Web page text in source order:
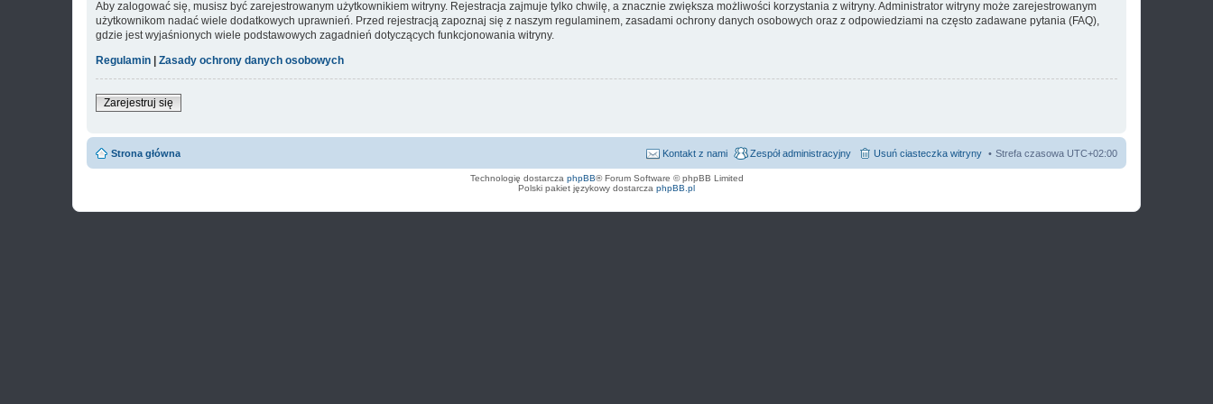
Aby zalogować się, musisz być zarejestrowanym użytkownikiem witryny. Rejestracja zajmuje tylko chwilę, a znacznie zwiększa możliwości korzystania z witryny. Administrator witryny może zarejestrowanym
użytkownikom nadać wiele dodatkowych uprawnień. Przed rejestracją zapoznaj się z naszym regulaminem, zasadami ochrony danych osobowych oraz z odpowiedziami na często zadawane pytania (FAQ),
gdzie jest wyjaśnionych wiele podstawowych zagadnień dotyczących funkcjonowania witryny.
Regulamin | Zasady ochrony danych osobowych
Zarejestruj się
Strona główna Strefa czasowa UTC+02:00
Usuń ciasteczka witryny
Zespół administracyjny
Kontakt z nami
Technologię dostarcza phpBB® Forum Software © phpBB Limited
Polski pakiet językowy dostarcza phpBB.pl